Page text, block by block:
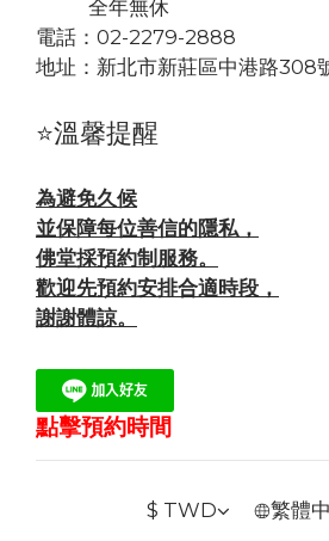
全年無休
電話：02-2279-2888
地址： 新北市新莊區中港路308
⭐溫馨提醒
為避免久候
並保障每位善信的隱私，
佛堂採預約制服務。
歡迎先預約安排合適時段，
謝謝體諒。
點擊預約時間
$ TWD 繁體